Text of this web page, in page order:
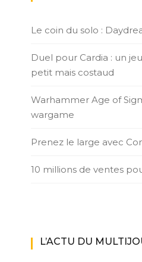
Le coin du solo :
Duel pour Cardia : un
petit mais costaud
Warhammer Age of
wargame
Prenez le large avec
10 millions de ventes
L’ACTU DU